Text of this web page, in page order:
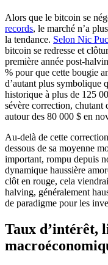
Alors que le bitcoin se
records, le marché n’a
la tendance. Selon Nic
bitcoin se redresse et
première année post-
% pour que cette bougie
d’autant plus symbolique
historique à plus de 125
sévère correction, chutant
autour des 80 000 $ en
Au-delà de cette
dessous de sa moyenne
important, rompu depuis
dynamique haussière
clôt en rouge, cela
halving, généralement
de paradigme pour les
Taux d’intérêt,